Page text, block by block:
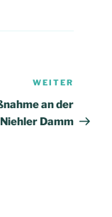
Beitrag
WEITER
an der
Damm